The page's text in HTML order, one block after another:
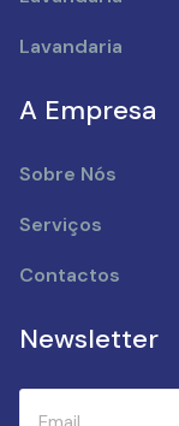
Lavandaria
A Empresa
Sobre Nós
Serviços
Contactos
Newsletter